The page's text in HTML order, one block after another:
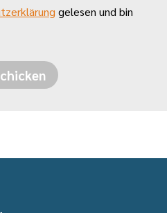
gelesen und bin